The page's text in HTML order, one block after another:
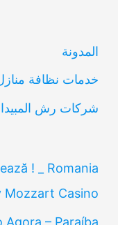
المدونة
خدمات نظافة
شركات رش
! _ Romania
Mozzart Casino
Agora – Paraíba